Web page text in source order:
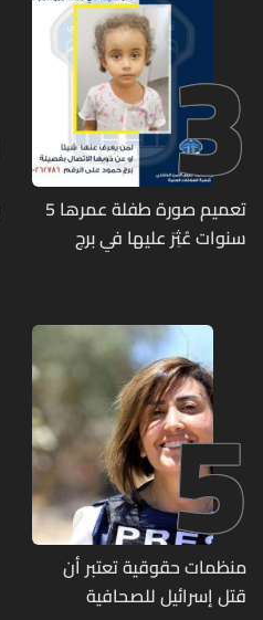
3
تعميم صورة طفلة عمرها 5
سنوات عُثِرَ عليها في برج
5
منظمات حقوقية تعتبر أن
قتل إسرائيل للصحافية